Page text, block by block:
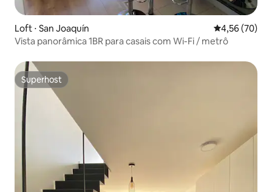
Loft ⋅ San Joaquín 4,56 de uma
4,56 (70)
Vista panorâmica 1BR para casais com Wi-Fi / metrô
Superhost
Superhost